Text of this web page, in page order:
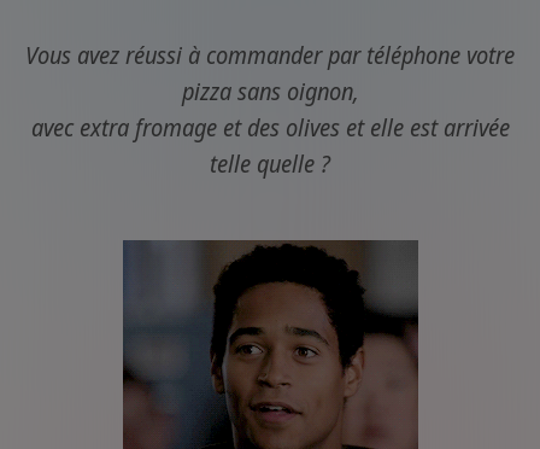
Vous avez réussi à commander par téléphone votre
pizza sans oignon,
avec extra fromage et des olives et elle est arrivée
telle quelle ?